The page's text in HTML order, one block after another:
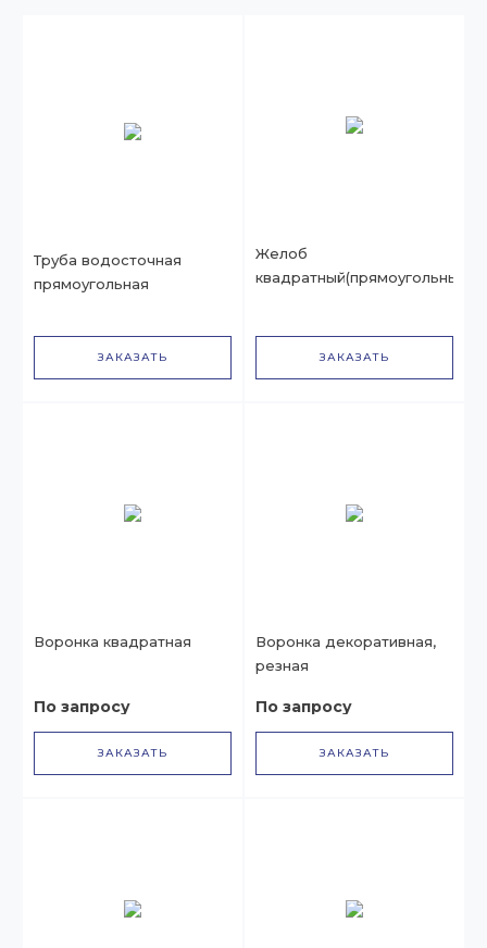
Труба водосточная
прямоугольная
ЗАКАЗАТЬ
Желоб
квадратный(прямоугольный)
ЗАКАЗАТЬ
Воронка квадратная
По запросу
ЗАКАЗАТЬ
Воронка декоративная,
резная
По запросу
ЗАКАЗАТЬ